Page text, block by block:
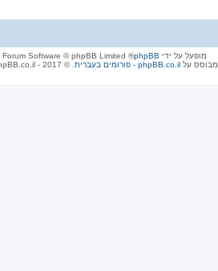
מופעל על ידי phpBB
® Forum Software © phpBB Limited
מבוסס על phpBB.co.il - פורומים בעברית . © 2017 - phpBB.co.il.